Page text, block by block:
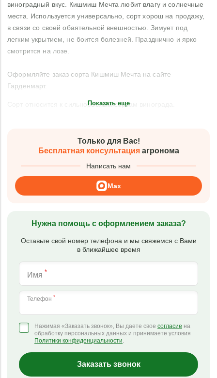
виноградный вкус. Кишмиш Мечта любит влагу и солнечные
места. Используется универсально, сорт хорош на продажу,
в связи со своей обаятельной внешностью. Зимует под
легким укрытием, не боится болезней. Празднично и ярко
смотрится на лозе.
Оформляйте заказ сорта Кишмиш Мечта на сайте
Гарденмарт.
Сорт относится к сильнорослым сортам винограда.
Показать еще
Только для Вас!
Бесплатная консультацияагронома
Написать нам
Max
Нужна помощь с оформлением заказа?
Оставьте свой номер телефона и мы свяжемся с Вами
в ближайшее время
Имя *
Телефон *
Нажимая «Заказать звонок», Вы даете свое согласие на
обработку персональных данных и принимаете условия
Политики конфиденциальности.
Заказать звонок